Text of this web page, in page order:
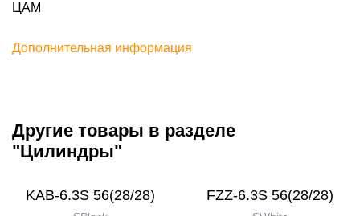
ЦАМ
Дополнительная информация
Другие товары в разделе
"Цилиндры"
KAB-6.3S 56(28/28) FZZ-6.3S 56(28/28)